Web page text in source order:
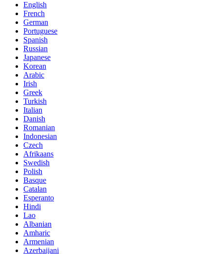
English
French
German
Portuguese
Spanish
Russian
Japanese
Korean
Arabic
Irish
Greek
Turkish
Italian
Danish
Romanian
Indonesian
Czech
Afrikaans
Swedish
Polish
Basque
Catalan
Esperanto
Hindi
Lao
Albanian
Amharic
Armenian
Azerbaijani